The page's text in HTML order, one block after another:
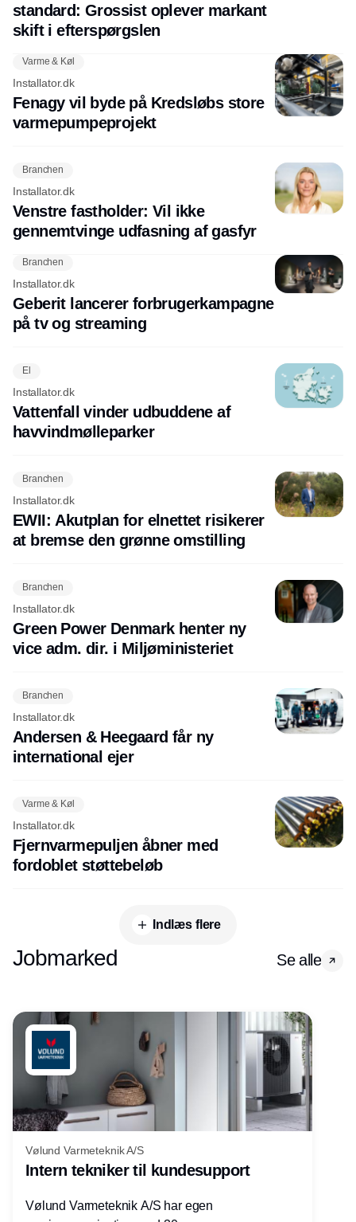
standard: Grossist oplever markant
skift i efterspørgslen
Varme & Køl
Installator.dk
Fenagy vil byde på Kredsløbs store
varmepumpeprojekt
Branchen
Installator.dk
Venstre fastholder: Vil ikke
gennemtvinge udfasning af gasfyr
Branchen
Installator.dk
Geberit lancerer forbrugerkampagne
på tv og streaming
El
Installator.dk
Vattenfall vinder udbuddene af
havvindmølleparker
Branchen
Installator.dk
EWII: Akutplan for elnettet risikerer
at bremse den grønne omstilling
Branchen
Installator.dk
Green Power Denmark henter ny
vice adm. dir. i Miljøministeriet
Branchen
Installator.dk
Andersen & Heegaard får ny
international ejer
Varme & Køl
Installator.dk
Fjernvarmepuljen åbner med
fordoblet støttebeløb
Indlæs flere
Jobmarked Se alle
Vølund Varmeteknik A/S
Intern tekniker til kundesupport
Vølund Varmeteknik A/S har egen